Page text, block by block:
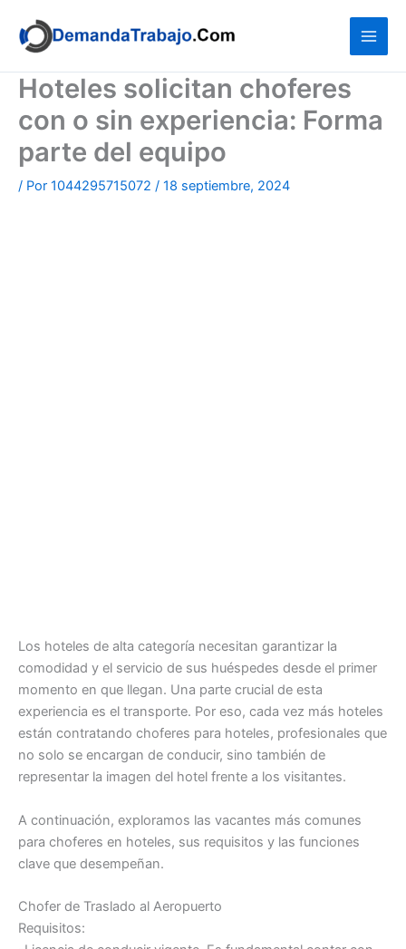
contenido
Hoteles solicitan choferes
con o sin experiencia: Forma
parte del equipo
/ Por 1044295715072 / 18 septiembre, 2024
Los hoteles de alta categoría necesitan garantizar la
comodidad y el servicio de sus huéspedes desde el primer
momento en que llegan. Una parte crucial de esta
experiencia es el transporte. Por eso, cada vez más hoteles
están contratando choferes para hoteles, profesionales que
no solo se encargan de conducir, sino también de
representar la imagen del hotel frente a los visitantes.
A continuación, exploramos las vacantes más comunes
para choferes en hoteles, sus requisitos y las funciones
clave que desempeñan.
Chofer de Traslado al Aeropuerto
Requisitos: